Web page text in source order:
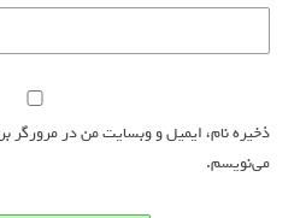
ذخیره نام، ایمیل و وبسایت من در مرورگر
می‌نویسم.